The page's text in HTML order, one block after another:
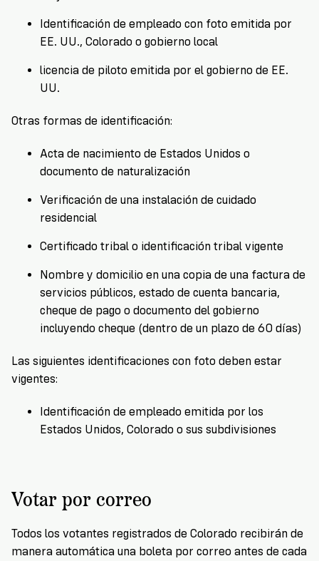
Identificación de empleado con foto emitida por
EE. UU., Colorado o gobierno local
licencia de piloto emitida por el gobierno de EE.
UU.
Otras formas de identificación:
Acta de nacimiento de Estados Unidos o
documento de naturalización
Verificación de una instalación de cuidado
residencial
Certificado tribal o identificación tribal vigente
Nombre y domicilio en una copia de una factura de
servicios públicos, estado de cuenta bancaria,
cheque de pago o documento del gobierno
incluyendo cheque (dentro de un plazo de 60 días)
Las siguientes identificaciones con foto deben estar
vigentes:
Identificación de empleado emitida por los
Estados Unidos, Colorado o sus subdivisiones
Votar por correo
Todos los votantes registrados de Colorado recibirán de
manera automática una boleta por correo antes de cada